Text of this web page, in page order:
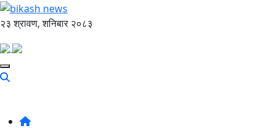
२३ श्रावण, शनिबार २०८३